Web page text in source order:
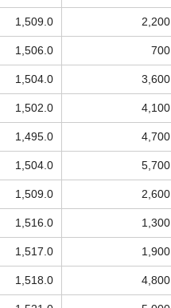
1,509.0 2,200
1,506.0 700
1,504.0 3,600
1,502.0 4,100
1,495.0 4,700
1,504.0 5,700
1,509.0 2,600
1,516.0 1,300
1,517.0 1,900
1,518.0 4,800